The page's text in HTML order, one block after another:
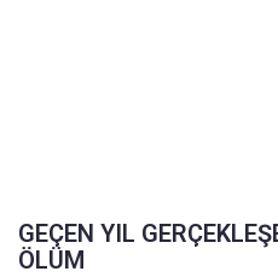
GEÇEN YIL
ÖLÜM